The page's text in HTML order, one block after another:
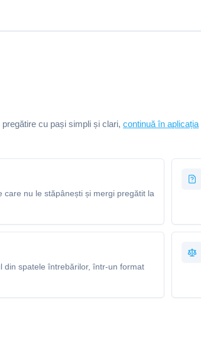
cu pași simpli și clari, continuă în aplicația
nu le stăpânești și mergi pregătit la
din spatele întrebărilor, într-un format